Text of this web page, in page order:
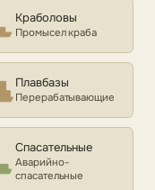
Краболовы
Промысел краба
Плавбазы
Перерабатывающие
Спасательные
Аварийно-
спасательные